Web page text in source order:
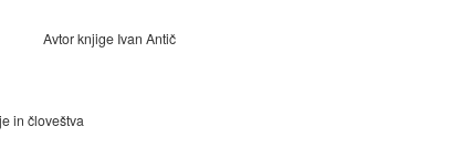
Avtor knjige Ivan Antič
in človeštva